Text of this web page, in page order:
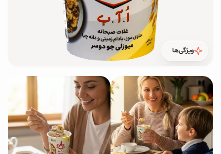
دانه چیا
ترشی و شور
چاشنی‌ها و سرکه‌‌ها
زیتون و روغن زیتون
رایس کیک
ویژگی‌ها